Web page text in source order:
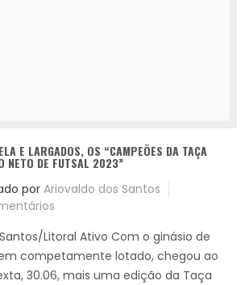
E LARGADOS, OS “CAMPEÕES DA TAÇA
NETO DE FUTSAL 2023”
por Ariovaldo dos Santos
Litoral Ativo Com o ginásio de
competamente lotado, chegou ao
30.06, mais uma edição da Taça